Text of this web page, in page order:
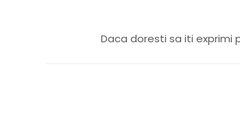
Daca doresti sa iti exprimi